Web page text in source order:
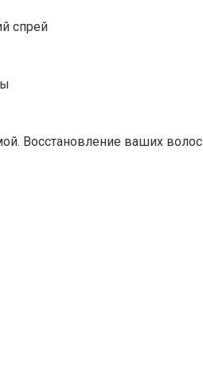
спрей
Восстановление ваших волос